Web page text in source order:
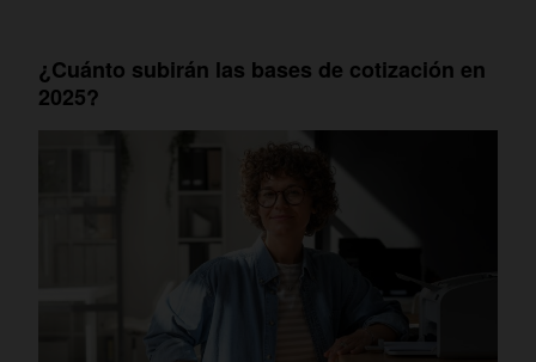
¿Cuánto subirán las bases de cotización en
2025?